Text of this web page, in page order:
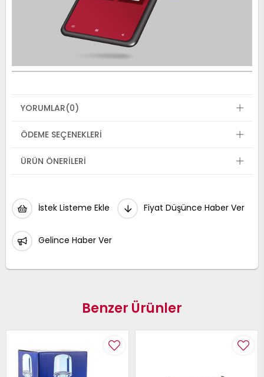
YORUMLAR(0)
ÖDEME SEÇENEKLERI
ÜRÜN ÖNERILERI
İstek Listeme Ekle Fiyat Düşünce Haber Ver
Gelince Haber Ver
Benzer Ürünler